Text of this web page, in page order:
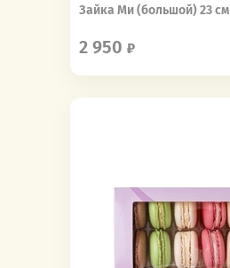
Зайка Ми (большой) 23 см
2 950